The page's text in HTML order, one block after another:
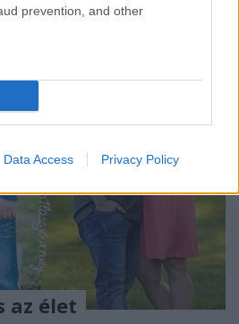
prevention, and other
Data Access Privacy Policy
az élet